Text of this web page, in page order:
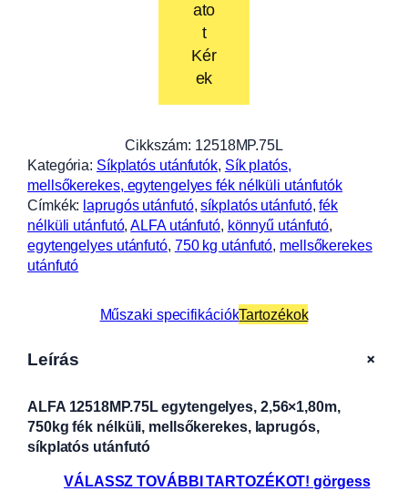
ato
t
Kér
ek
Cikkszám: 12518MP.75L
Kategória: Síkplatós utánfutók Sík platós,
mellsőkerekes, egytengelyes fék nélküli utánfutók
Címkék: laprugós utánfutó, síkplatós utánfutó, fék
nélküli utánfutó, ALFA utánfutó, könnyű utánfutó
egytengelyes utánfutó, 750 kg utánfutó mellsőkerekes
utánfutó
Műszaki specifikációkTartozékok
Leírás +
ALFA 12518MP.75L egytengelyes, 2,56×1,80m,
750kg fék nélküli, mellsőkerekes, laprugós,
síkplatós utánfutó
VÁLASSZ TOVÁBBI TARTOZÉKOT! görgess